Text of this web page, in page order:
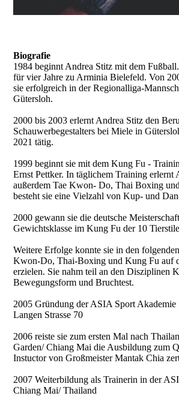
Biografie
1984 beginnt Andrea Stitz mit dem
für vier Jahre zu Arminia Bielefeld. Von
sie erfolgreich in der Regionalliga-
Gütersloh.
2000 bis 2003 erlernt Andrea Stitz den
Schauwerbegestalters bei Miele in
2021 tätig.
1999 beginnt sie mit dem Kung Fu -
Ernst Pettker. In täglichem Training erlernt
außerdem Tae Kwon- Do, Thai Boxing
besteht sie eine Vielzahl von Kup- und
2000 gewann sie die deutsche
Gewichtsklasse im Kung Fu der 10
Weitere Erfolge konnte sie in den
Kwon-Do, Thai-Boxing und Kung Fu auf
erzielen. Sie nahm teil an den Disziplinen
Bewegungsform und Bruchtest.
2005 Gründung der ASIA Sport Akademie
Langen Strasse 70
2006 reiste sie zum ersten Mal nach
Garden/ Chiang Mai die Ausbildung zum
Instuctor von Großmeister Mantak Chia
2007 Weiterbildung als Trainerin in der
Chiang Mai/ Thailand